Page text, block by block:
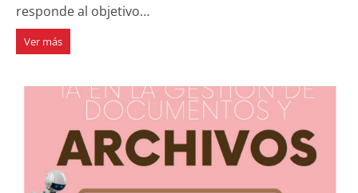
responde al objetivo…
Ver más